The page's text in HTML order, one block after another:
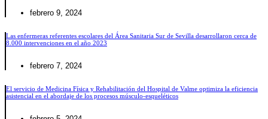
febrero 9, 2024
Las enfermeras referentes escolares del Área Sanitaria Sur de Sevilla desarrollaron cerca de
8.000 intervenciones en el año 2023
febrero 7, 2024
El servicio de Medicina Física y Rehabilitación del Hospital de Valme optimiza la eficiencia
asistencial en el abordaje de los procesos músculo-esqueléticos